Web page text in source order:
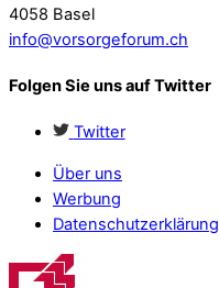
4058 Basel
info@vorsorgeforum.ch
Folgen Sie uns auf Twitter
Twitter
Über uns
Werbung
Datenschutzerklärung